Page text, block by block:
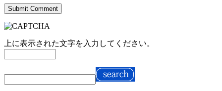
上に表示された文字を入力してください。